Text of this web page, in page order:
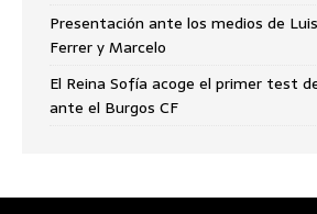
Presentación ante los medios de
Ferrer y Marcelo
El Reina Sofía acoge el primer test
ante el Burgos CF